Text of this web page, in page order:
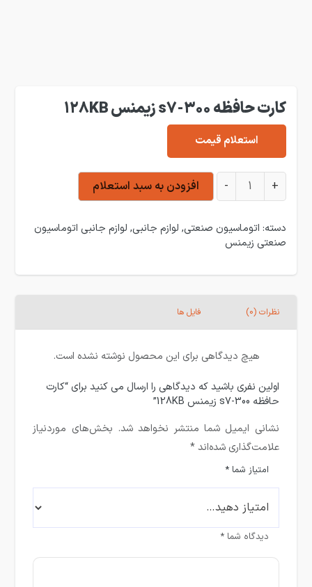
کارت حافظه s7-300 زیمنس 128KB
استعلام قیمت
کارت حافظه s7-300 زیمنس 128KB عدد
+
- افزودن به سبد استعلام
دسته: اتوماسیون صنعتی, لوازم جانبی, لوازم جانبی اتوماسیون
صنعتی زیمنس
نظرات (0) فایل ها
هیچ دیدگاهی برای این محصول نوشته نشده است.
اولین نفری باشید که دیدگاهی را ارسال می کنید برای “کارت
حافظه s7-300 زیمنس 128KB”
نشانی ایمیل شما منتشر نخواهد شد. بخش‌های موردنیاز
علامت‌گذاری شده‌اند*
امتیاز شما*
دیدگاه شما*